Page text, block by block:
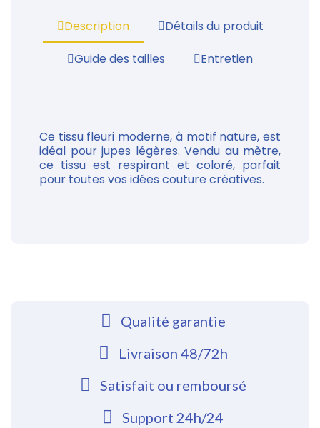
Description
Détails du produit
Guide des tailles
Entretien
Ce tissu fleuri moderne, à motif nature, est
idéal pour jupes légères. Vendu au mètre,
ce tissu est respirant et coloré, parfait
pour toutes vos idées couture créatives.
Qualité garantie
Livraison 48/72h
Satisfait ou remboursé
Support 24h/24